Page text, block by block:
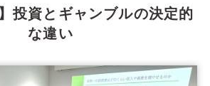
投資とギャンブルの決定的
な違い